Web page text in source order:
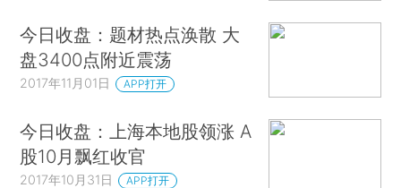
今日收盘：题材热点涣散 大
盘3400点附近震荡
2017年11月01日 APP打开
今日收盘：上海本地股领涨 A
股10月飘红收官
2017年10月31日 APP打开